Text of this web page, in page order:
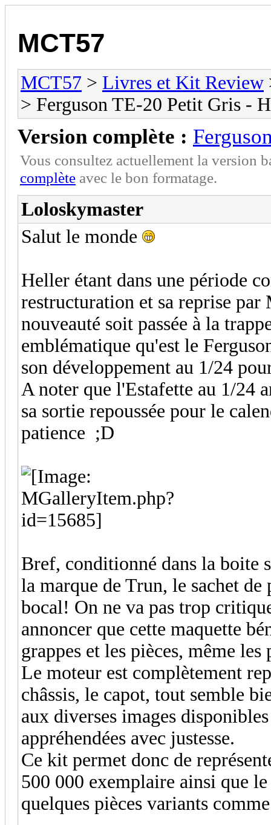
MCT57
MCT57 > Livres et Kit Review
> Ferguson TE-20 Petit Gris -
Version complète :
Vous consultez actuellement la version
complète avec le bon formatage.
Loloskymaster
Salut le monde
Heller étant dans une période
restructuration et sa reprise
nouveauté soit passée à la
emblématique qu'est le
son développement au 1/24
A noter que l'Estafette au 1/24
sa sortie repoussée pour le
patience ;D
Bref, conditionné dans la boite
la marque de Trun, le sachet
bocal! On ne va pas trop
annoncer que cette maquette
grappes et les pièces, même
Le moteur est complètement
châssis, le capot, tout semble
aux diverses images
appréhendées avec justesse.
Ce kit permet donc de
500 000 exemplaire ainsi que
quelques pièces variants